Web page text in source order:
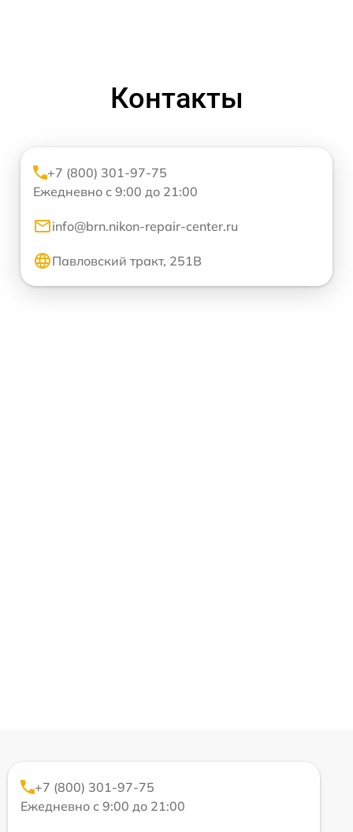
Контакты
+7 (800) 301-97-75
Ежедневно с 9:00 до 21:00
info@brn.nikon-repair-center.ru
Павловский тракт, 251В
+7 (800) 301-97-75
Ежедневно с 9:00 до 21:00